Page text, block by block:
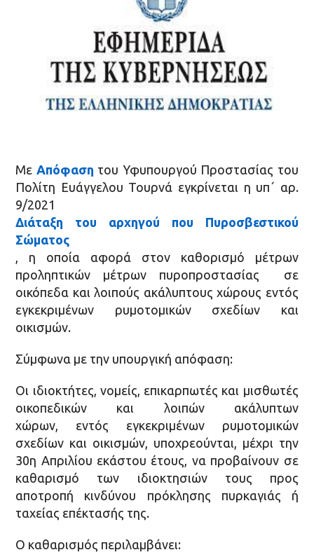
Με Απόφαση του Υφυπουργού Προστασίας του
Πολίτη Ευάγγελου Τουρνά εγκρίνεται η υπ΄ αρ.
9/2021
Διάταξη του αρχηγού που Πυροσβεστικού
Σώματος
, η οποία αφορά στον καθορισμό μέτρων
προληπτικών μέτρων πυροπροστασίας σε
οικόπεδα και λοιπούς ακάλυπτους χώρους εντός
εγκεκριμένων ρυμοτομικών σχεδίων και
οικισμών.
Σύμφωνα με την υπουργική απόφαση:
Οι ιδιοκτήτες, νομείς, επικαρπωτές και μισθωτές
οικοπεδικών και λοιπών ακάλυπτων
χώρων, εντός εγκεκριμένων ρυμοτομικών
σχεδίων και οικισμών, υποχρεούνται, μέχρι την
30η Απριλίου εκάστου έτους, να προβαίνουν σε
καθαρισμό των ιδιοκτησιών τους προς
αποτροπή κινδύνου πρόκλησης πυρκαγιάς ή
ταχείας επέκτασής της.
Ο καθαρισμός περιλαμβάνει: